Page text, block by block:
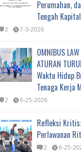
Perumahan,
Tengah
2 7-3-2026
OMNIBUS
ATURAN
Waktu Hidup
Tenaga Kerja
2 6-25-2026
Refleksi
Perlawanan
2 6-25-